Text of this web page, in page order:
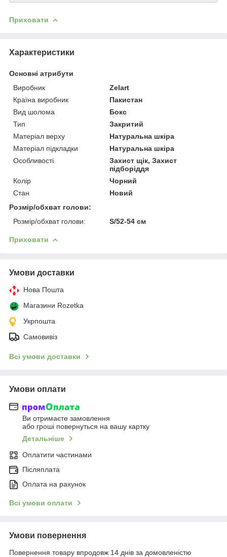
Приховати
Характеристики
Основні атрибути
Виробник
Zelart
Країна виробник
Пакистан
Вид шолома
Бокс
Тип
Закритий
Матеріал верху
Натуральна шкіра
Матеріал підкладки
Натуральна шкіра
Особливості
Захист щік, Захист
підборіддя
Колір
Чорний
Стан
Новий
Розмір/обхват голови:
Розмір/обхват голови:
S/52-54 см
Приховати
Умови доставки
Нова Пошта
Магазини Rozetka
Укрпошта
Самовивіз
Всі умови доставки
Умови оплати
Ви отримаєте замовлення
або гроші повернуться на вашу картку
Детальніше
Оплатити частинами
Післяплата
Оплата на рахунок
Всі умови оплати
Умови повернення
Повернення товару впродовж 14 днів за домовленістю